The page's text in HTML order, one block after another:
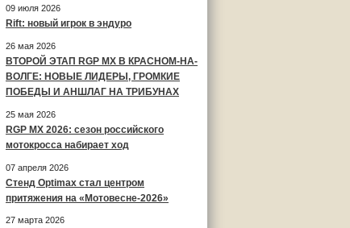
09 июля 2026
Rift: новый игрок в эндуро
26 мая 2026
ВТОРОЙ ЭТАП RGP MX В КРАСНОМ-НА-
ВОЛГЕ: НОВЫЕ ЛИДЕРЫ, ГРОМКИЕ
ПОБЕДЫ И АНШЛАГ НА ТРИБУНАХ
25 мая 2026
RGP MX 2026: сезон российского
мотокросса набирает ход
07 апреля 2026
Стенд Optimax стал центром
притяжения на «Мотовесне-2026»
27 марта 2026